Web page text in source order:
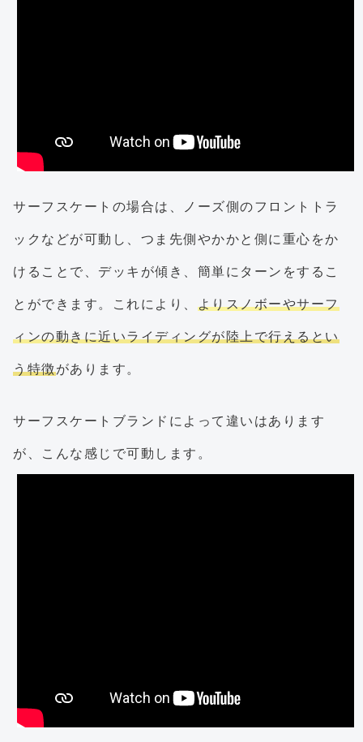
サーフスケートの場合は、ノーズ側のフロントトラ
ックなどが可動し、つま先側やかかと側に重心をか
けることで、デッキが傾き、簡単にターンをするこ
とができます。これにより、 よりスノボーやサーフ
ィンの動きに近いライディングが陸上で行えるとい
う特徴があります。
サーフスケートブランドによって違いはあります
が、こんな感じで可動します。